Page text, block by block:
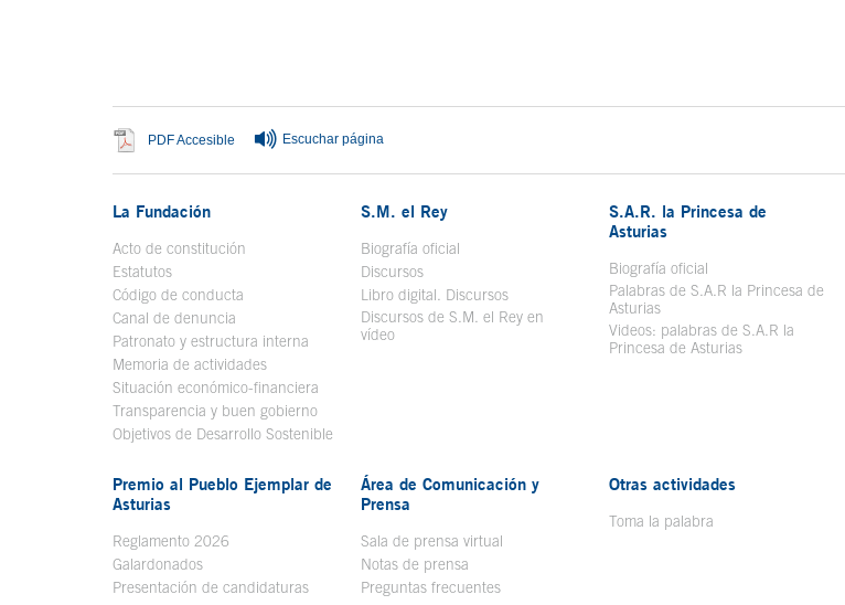
PDF Accesible Se abre en ventana nueva
Escuchar página
La Fundación
Acto de constitución
Estatutos
Código de conducta
Canal de denuncia
Patronato y estructura interna
Memoria de actividades
Situación económico-financiera
Transparencia y buen gobierno
Objetivos de Desarrollo Sostenible
S.M. el Rey
Biografía oficial
Discursos
Libro digital. DiscursosSe abre en ventana nueva
Discursos de S.M. el Rey en
vídeoSe abre en ventana nueva
S.A.R. la Princesa de
Asturias
Biografía oficial Se abre en ventana
Palabras de S.A.R la Princesa de
Asturias
Videos: palabras de S.A.R la
Princesa de Asturias
Premio al Pueblo Ejemplar de
Asturias
Reglamento 2026
Galardonados
Presentación de candidaturas
Área de Comunicación y
Prensa
Sala de prensa virtual
Notas de prensa
Preguntas frecuentes
Otras actividades
Toma la palabra